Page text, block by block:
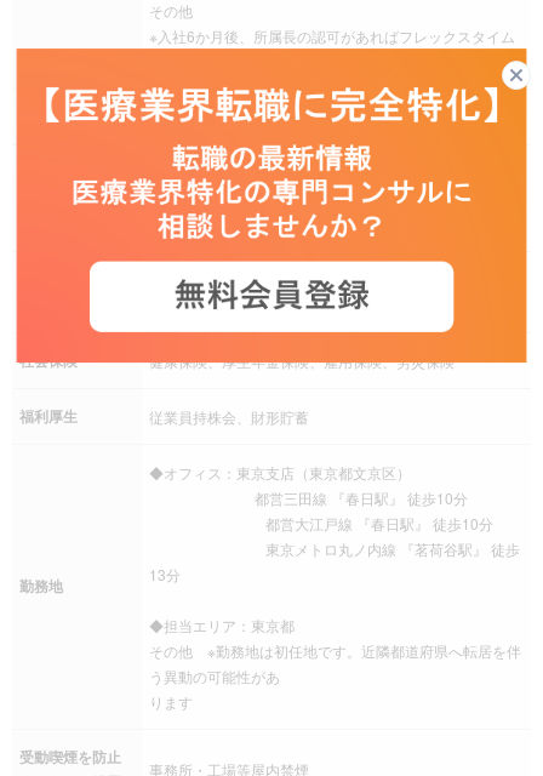
その他
※入社6か月後、所属長の認可があればフレックスタイム
月20時間以上の見込み
休日休暇
完全週休二日制（土日曜日）、祝日、夏季休暇、年末年
始、有給休暇、慶弔休暇、リフレッシュ、産前産後休
暇、介護休暇、年間休日120日以上
残業手当、住宅手当、交通費（通勤手当）、家族手当、
退職金制度
社会保険 健康保険、厚生年金保険、雇用保険、労災保険
福利厚生 従業員持株会、財形貯蓄
勤務地
◆オフィス：東京支店（東京都文京区）
都営三田線 『春日駅』 徒歩10分
都営大江戸線 『春日駅』 徒歩10分
東京メトロ丸ノ内線 『茗荷谷駅』 徒歩
13分
◆担当エリア：東京都
その他 ※勤務地は初任地です。近隣都道府県へ転居を伴
う異動の可能性があ
ります
受動喫煙を防止
事務所・工場等屋内禁煙